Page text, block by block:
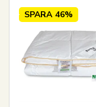
SPARA 46%